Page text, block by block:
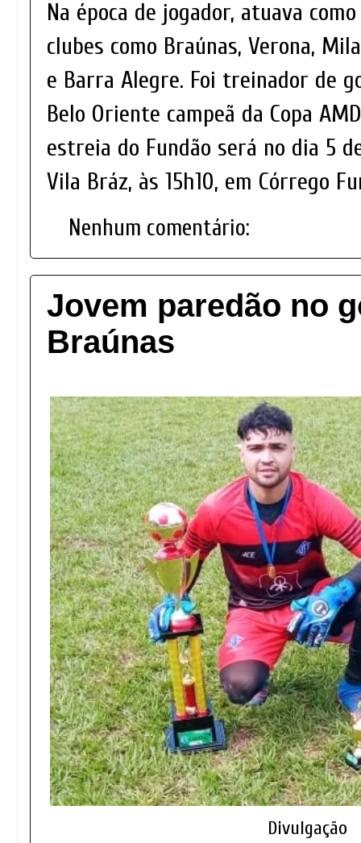
Na época de jogador, atuava
clubes como Braúnas, Verona,
e Barra Alegre. Foi treinador de
Belo Oriente campeã da Copa
estreia do Fundão será no dia 5
Vila Bráz, às 15h10, em Córrego
Nenhum comentário:
Jovem paredão no
Braúnas
Divulgação